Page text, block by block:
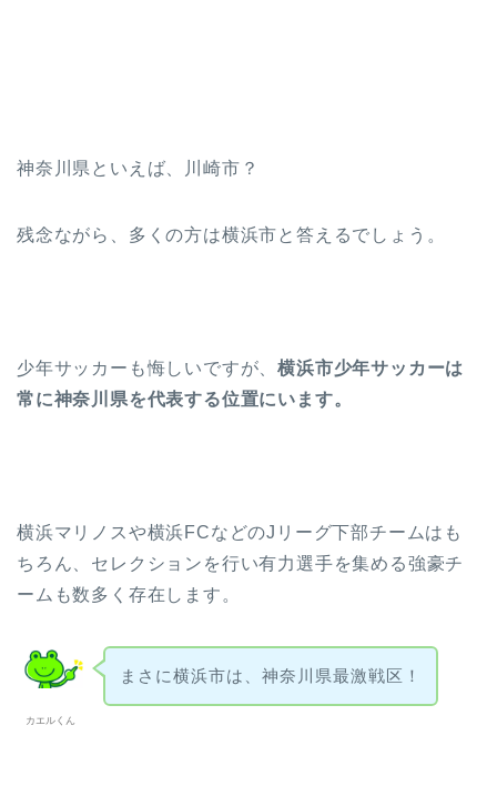
神奈川県といえば、川崎市？
残念ながら、多くの方は横浜市と答えるでしょう。
少年サッカーも悔しいですが、横浜市少年サッカーは
常に神奈川県を代表する位置にいます。
横浜マリノスや横浜FCなどのJリーグ下部チームはも
ちろん、セレクションを行い有力選手を集める強豪チ
ームも数多く存在します。
カエルくん
まさに横浜市は、神奈川県最激戦区！